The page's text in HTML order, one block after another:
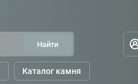
Найти
Каталог камня